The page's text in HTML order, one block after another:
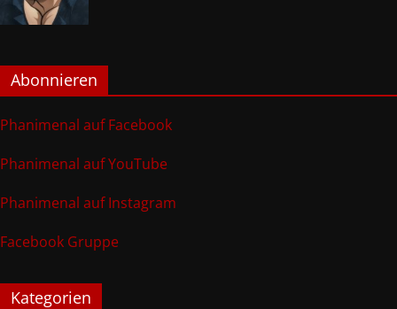
Abonnieren
Phanimenal auf Facebook
Phanimenal auf YouTube
Phanimenal auf Instagram
Facebook Gruppe
Kategorien